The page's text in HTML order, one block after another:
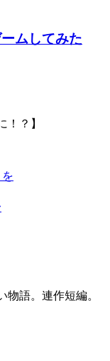
ムしてみた
！？】
物語。連作短編。